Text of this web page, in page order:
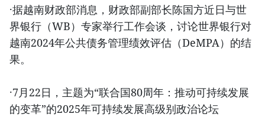
·据越南财政部消息，财政部副部长陈国方近日与世
界银行（WB）专家举行工作会谈，讨论世界银行对
越南2024年公共债务管理绩效评估（DeMPA）的结
果。
·7月22日，主题为“联合国80周年：推动可持续发展
的变革”的2025年可持续发展高级别政治论坛